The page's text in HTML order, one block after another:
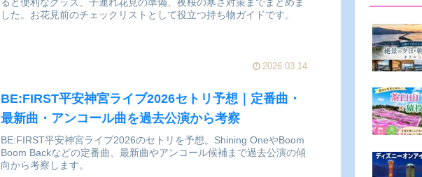
ると便利なグッズ、子連れ花見の準備、夜桜の寒さ対策までまとめま
した。お花見前のチェックリストとして役立つ持ち物ガイドです。
2026.03.14
BE:FIRST平安神宮ライブ2026セトリ予想｜定番曲・
最新曲・アンコール曲を過去公演から考察
BE:FIRST平安神宮ライブ2026のセトリを予想。Shining OneやBoom
Boom Backなどの定番曲、最新曲やアンコール候補まで過去公演の傾
向から考察します。